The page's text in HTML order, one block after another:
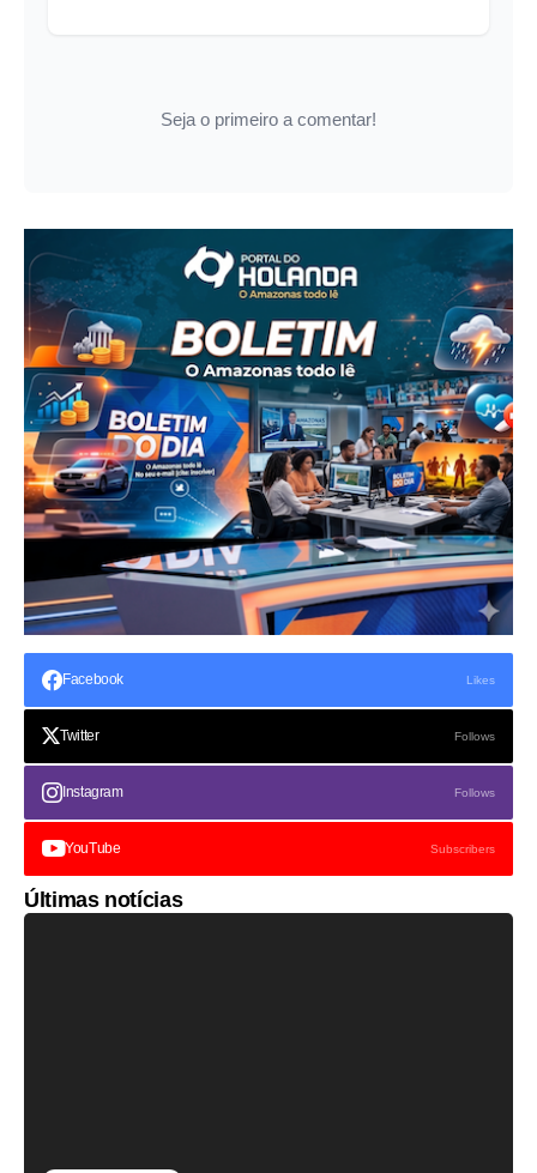
Seja o primeiro a comentar!
Facebook Likes
Twitter Follows
Instagram Follows
YouTube Subscribers
Últimas notícias